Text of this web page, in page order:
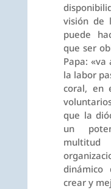
visión de
puede
que ser
Papa: «va
la labor
coral, en
que la
un
dinámico
crear y